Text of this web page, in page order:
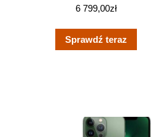
6 799,00zł
Sprawdź teraz